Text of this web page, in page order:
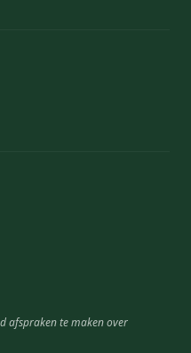
afspraken te maken over